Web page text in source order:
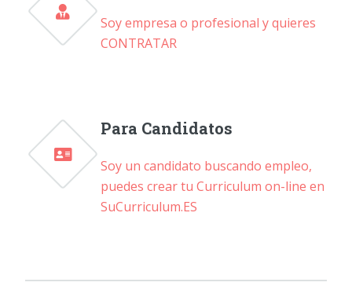
Soy empresa o profesional y quieres
CONTRATAR
Para Candidatos
Soy un candidato buscando empleo,
puedes crear tu Curriculum on-line en
SuCurriculum.ES